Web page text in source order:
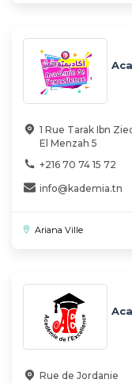
1 Rue Tarak Ibn
El Menzah 5
+216 70 74 15 72
info@kademia.tn
Ariana Ville
Rue de Jordanie